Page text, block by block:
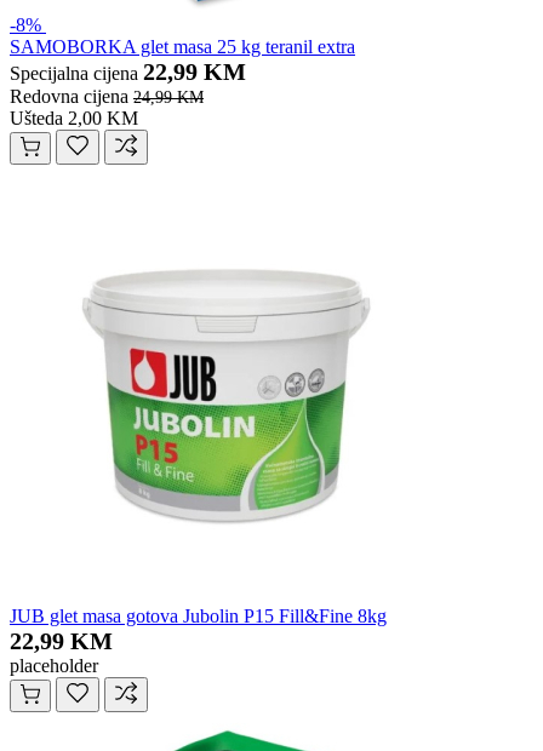
-8%
SAMOBORKA glet masa 25 kg teranil extra
Specijalna cijena 22,99 KM
Redovna cijena 24,99 KM
Ušteda 2,00 KM
JUB glet masa gotova Jubolin P15 Fill&Fine 8kg
22,99 KM
placeholder